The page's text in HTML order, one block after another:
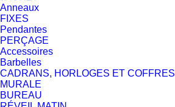
Anneaux
FIXES
Pendantes
PERÇAGE
Accessoires
Barbelles
CADRANS, HORLOGES ET COFFRES
MURALE
BUREAU